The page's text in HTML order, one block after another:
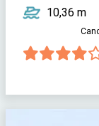
10,36 m